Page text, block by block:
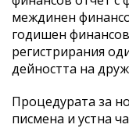
междинен
годишен
регистрирания
дейността на
Процедурата за
писмена и устна